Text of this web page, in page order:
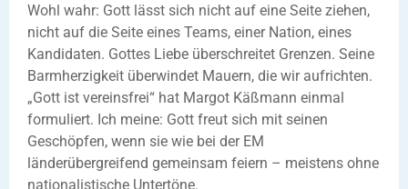
Wohl wahr: Gott lässt sich nicht auf eine Seite ziehen,
nicht auf die Seite eines Teams, einer Nation, eines
Kandidaten. Gottes Liebe überschreitet Grenzen. Seine
Barmherzigkeit überwindet Mauern, die wir aufrichten.
„Gott ist vereinsfrei“ hat Margot Käßmann einmal
formuliert. Ich meine: Gott freut sich mit seinen
Geschöpfen, wenn sie wie bei der EM
länderübergreifend gemeinsam feiern – meistens ohne
nationalistische Untertöne.